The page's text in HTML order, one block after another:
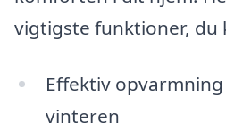
vigtigste funktioner, du
Effektiv
vinteren